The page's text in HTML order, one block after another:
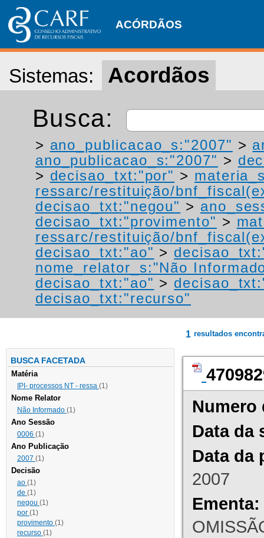
ACÓRDÃOS
Sistemas: Acordãos
Busca:
> ano_publicacao_s:"2007" >
ano_publicacao_s:"2007" >
> decisao_txt:"por" >
ressarc/restituição/
decisao_txt:"negou" >
decisao_txt:"provimento" >
ressarc/restituição/
decisao_txt:"ao" >
nome_relator_s:"Não
decisao_txt:"ao" >
decisao_txt:"recurso"
BUSCA FACETADA
Matéria
IPI- processos NT - ressa (1)
Nome Relator
Não Informado (1)
Ano Sessão
0006 (1)
Ano Publicação
2007 (1)
Decisão
ao (1)
de (1)
negou (1)
por (1)
provimento (1)
recurso (1)
1 resultados
Numero
Data da
Data da
2007
Ementa: